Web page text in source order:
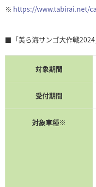
※ https://www.tabirai.net/
■「美ら海サンゴ大作戦
対象期間
受付期間
対象車種※